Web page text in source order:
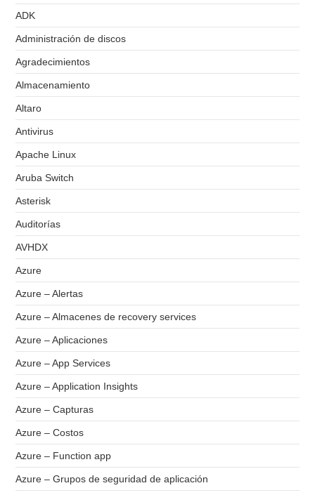
ADK
Administración de discos
Agradecimientos
Almacenamiento
Altaro
Antivirus
Apache Linux
Aruba Switch
Asterisk
Auditorías
AVHDX
Azure
Azure – Alertas
Azure – Almacenes de recovery services
Azure – Aplicaciones
Azure – App Services
Azure – Application Insights
Azure – Capturas
Azure – Costos
Azure – Function app
Azure – Grupos de seguridad de aplicación